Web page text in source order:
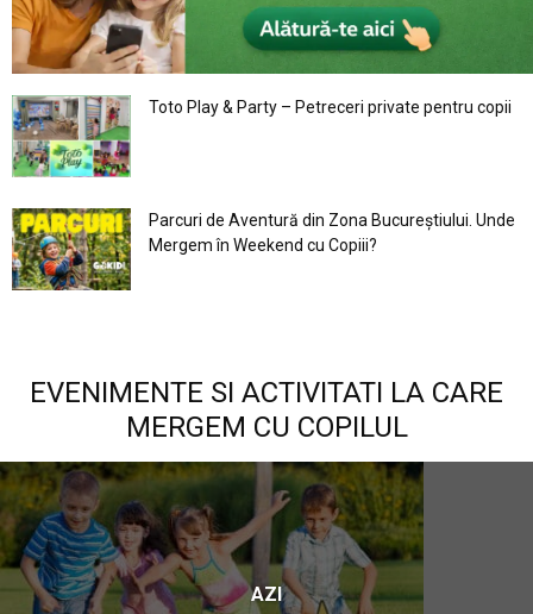
Toto Play & Party – Petreceri private pentru copii
Parcuri de Aventură din Zona Bucureştiului. Unde
Mergem în Weekend cu Copiii?
EVENIMENTE SI ACTIVITATI LA CARE
MERGEM CU COPILUL
AZI